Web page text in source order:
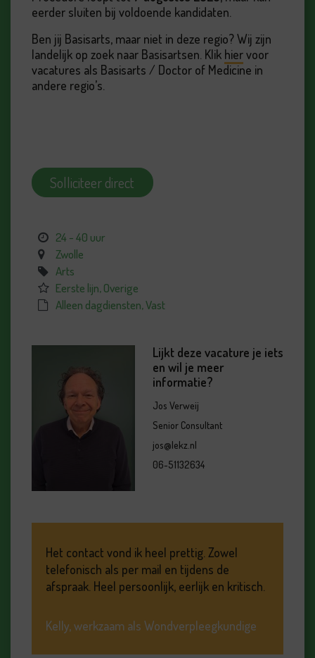
eerder sluiten bij voldoende kandidaten.
Ben jij Basisarts, maar niet in deze regio? Wij zijn
landelijk op zoek naar Basisartsen. Klik hiervoor
vacatures als Basisarts / Doctor of Medicine in
andere regio’s.
Solliciteer direct
24 - 40 uur
Zwolle
Arts
Eerste lijn, Overige
Alleen dagdiensten, Vast
Lijkt deze vacature je iets
en wil je meer
informatie?
Jos Verweij
Senior Consultant
jos@lekz.nl
06-51132634
Het contact vond ik heel prettig. Zowel
telefonisch als per mail en tijdens de
afspraak. Heel persoonlijk, eerlijk en kritisch.
Kelly, werkzaam als Wondverpleegkundige